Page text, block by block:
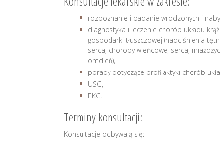
rozpoznanie i badanie wrodzonych i
diagnostyka i leczenie chorób układu
gospodarki tłuszczowej (nadciśnienia
serca, choroby wieńcowej serca,
omdleń),
porady dotyczące profilaktyki chorób
USG,
EKG.
Terminy konsultacji:
Konsultacje odbywają się: